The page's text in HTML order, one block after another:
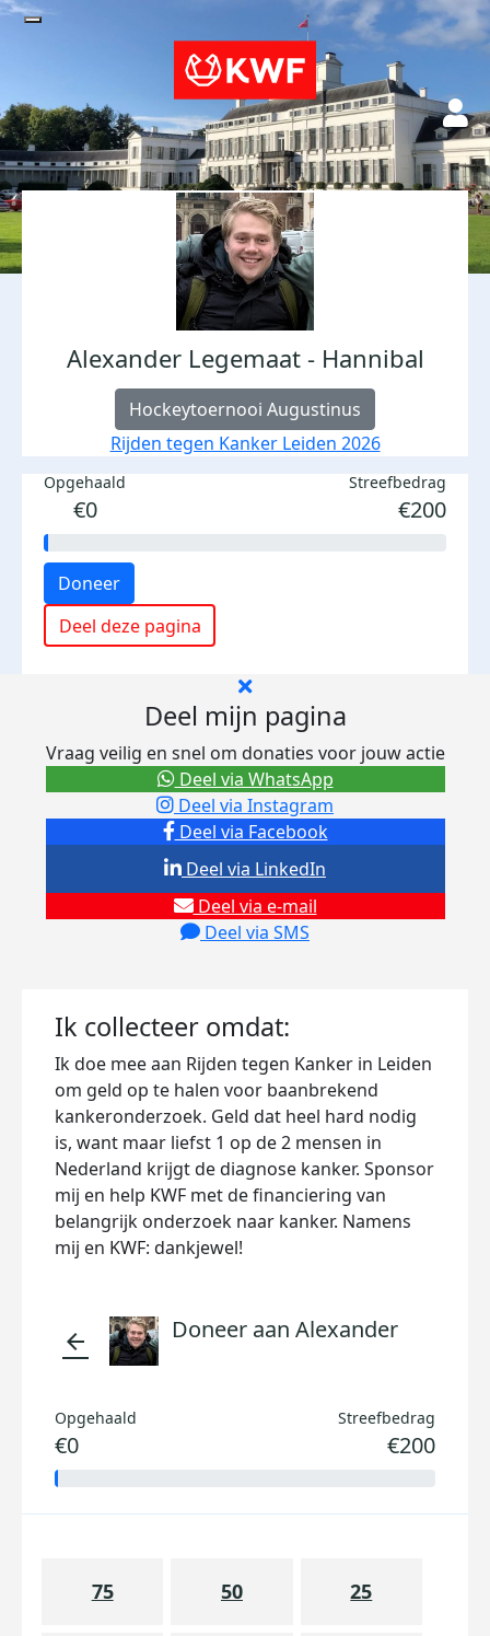
Alexander Legemaat - Hannibal
Hockeytoernooi Augustinus
Rijden tegen Kanker Leiden 2026
Opgehaald
€0
Streefbedrag
€200
Doneer
Deel deze pagina
Deel mijn pagina
Vraag veilig en snel om donaties voor jouw actie
Deel via Facebook
Deel via Instagram
Deel via e-mail
Deel via SMS
Deel via LinkedIn
Deel via WhatsApp
Ik collecteer omdat:
Ik doe mee aan Rijden tegen Kanker in Leiden
om geld op te halen voor baanbrekend
kankeronderzoek. Geld dat heel hard nodig
is, want maar liefst 1 op de 2 mensen in
Nederland krijgt de diagnose kanker. Sponsor
mij en help KWF met de financiering van
belangrijk onderzoek naar kanker. Namens
mij en KWF: dankjewel!
arrow_back Doneer aan Alexander
Opgehaald
€0
Streefbedrag
€200
75 50 25